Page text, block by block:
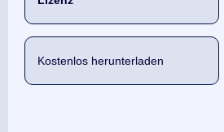
Kostenlos herunterladen